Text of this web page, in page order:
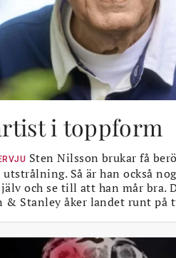
i toppform
Sten Nilsson brukar få
Så är han också
och se till att han mår bra.
& Stanley åker landet runt på